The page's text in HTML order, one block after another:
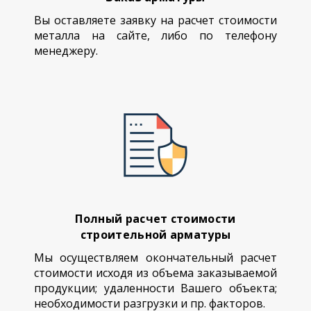
Вы оставляете заявку на расчет стоимости
металла на сайте, либо по телефону
менеджеру.
Полный расчет стоимости
строительной арматуры
Мы осуществляем окончательный расчет
стоимости исходя из объема заказываемой
продукции; удаленности Вашего объекта;
необходимости разгрузки и пр. факторов.